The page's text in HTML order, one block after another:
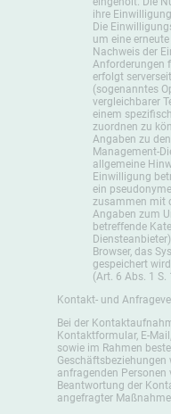
ihre
Die
um eine
Nachweis der
Anforderungen
erfolgt
(sogenanntes
vergleichbarer
einem
zuordnen zu
Angaben zu
Management-
allgemeine
Einwilligung
ein
zusammen mit
Angaben zum
betreffende
Browser, das
gespeichert
(Art. 6 Abs. 1 S.
Kontakt- und
Bei der
Kontaktformular, E-
sowie im Rahmen
Geschäftsbeziehungen
anfragenden Personen
Beantwortung der
angefragter